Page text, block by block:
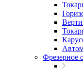
Фрезерное